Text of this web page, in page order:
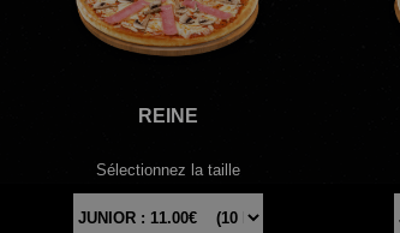
REINE
Sélectionnez la taille